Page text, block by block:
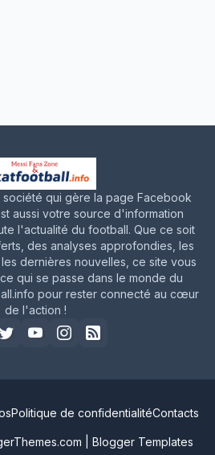
qui gère la page Facebook
aussi votre source d'information
l'actualité du football. Que ce soit
des analyses approfondies, les
dernières nouvelles, ce site vous
qui se passe dans le monde du
pour rester connecté au cœur
de l'action !
Blogger Templates
Politique de confidentialitéContacts